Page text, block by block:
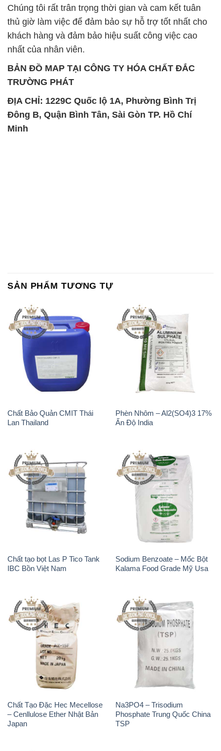
Chúng tôi rất trân trọng thời gian và cam kết tuân
thủ giờ làm việc để đảm bảo sự hỗ trợ tốt nhất cho
khách hàng và đảm bảo hiệu suất công việc cao
nhất của nhân viên.
BẢN ĐỒ MAP TẠI CÔNG TY HÓA CHẤT ĐẮC
TRƯỜNG PHÁT
ĐỊA CHỈ: 1229C Quốc lộ 1A, Phường Bình Trị
Đông B, Quận Bình Tân, Sài Gòn TP. Hồ Chí
Minh
SẢN PHẨM TƯƠNG TỰ
Chất Bảo Quản CMIT Thái
Lan Thailand
Phèn Nhôm – Al2(SO4)3 17%
Ấn Độ India
Chất tạo bọt Las P Tico Tank
IBC Bồn Việt Nam
Sodium Benzoate – Mốc Bột
Kalama Food Grade Mỹ Usa
Chất Tạo Đặc Hec Mecellose
– Cenllulose Ether Nhật Bản
Japan
Na3PO4 – Trisodium
Phosphate Trung Quốc China
TSP